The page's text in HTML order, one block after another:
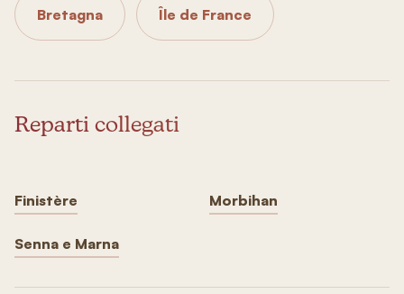
Bretagna Île de France
Reparti collegati
Finistère Morbihan
Senna e Marna